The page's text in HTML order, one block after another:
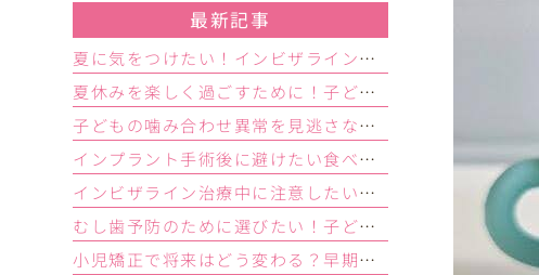
最新記事
夏に気をつけたい！インビザラインのマウスピースの正しい保管方法
夏休みを楽しく過ごすために！子どもにおすすめのおやつ「夏編」
子どもの噛み合わせ異常を見逃さないためのチェックポイント
インプラント手術後に避けたい食べ物とは？治療を成功に導くための食事のポイント
インビザライン治療中に注意したい飲み物とは？
むし歯予防のために選びたい！子どもにおすすめのおやつ「春編」
小児矯正で将来はどう変わる？早期治療のメリットを解説